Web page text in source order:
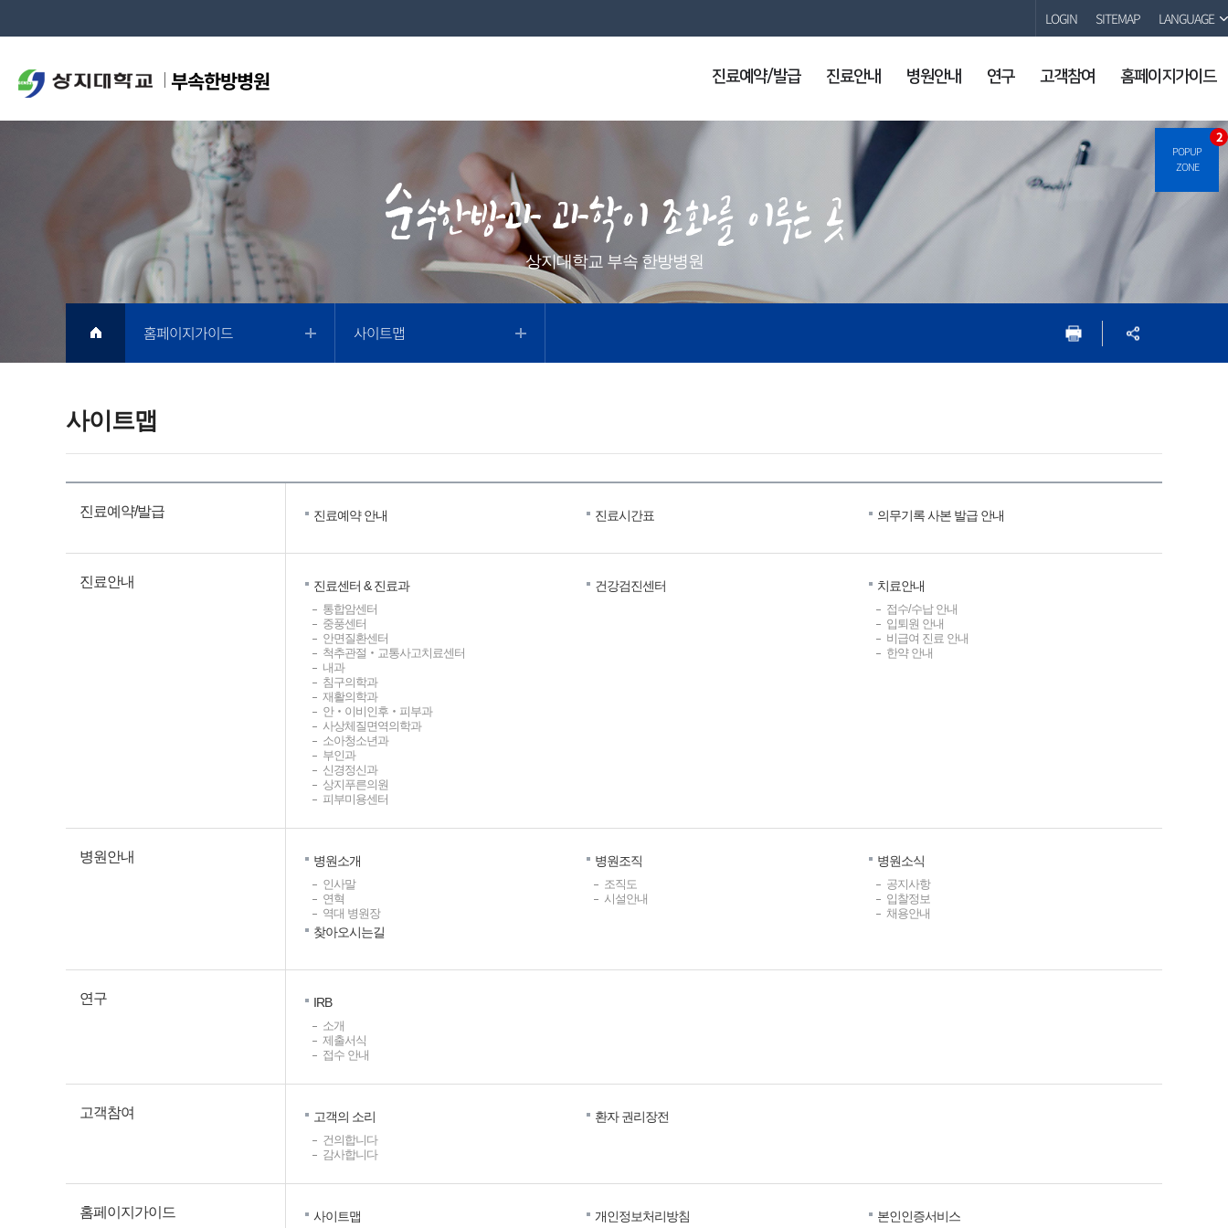
POPUP
ZONE
2
부속한방병원
LOGIN SITEMAP LANGUAGE
진료예약/발급 진료안내 병원안내 연구 고객참여 홈페이지가이드
상지대학교 부속 한방병원
사이트맵
홈페이지가이드 사이트맵
진료예약/발급 진료예약 안내 진료시간표 의무기록 사본 발급 안내
진료안내 진료센터 & 진료과
통합암센터
중풍센터
안면질환센터
척추관절‧교통사고치료센터
내과
침구의학과
재활의학과
안‧이비인후‧피부과
사상체질면역의학과
소아청소년과
부인과
신경정신과
상지푸른의원
피부미용센터
건강검진센터 치료안내
접수/수납 안내
입퇴원 안내
비급여 진료 안내
한약 안내
병원안내 병원소개
인사말
연혁
역대 병원장
병원조직
조직도
시설안내
병원소식
공지사항
입찰정보
채용안내
찾아오시는길
연구 IRB
소개
제출서식
접수 안내
고객참여 고객의 소리
건의합니다
감사합니다
환자 권리장전
홈페이지가이드 사이트맵 개인정보처리방침 본인인증서비스